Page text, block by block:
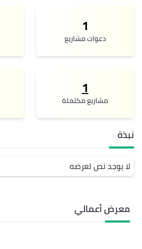
1
دعوات مشاريع
1
مشاريع مكتملة
نبذة
لا يوجد نص لعرضه
معرض أعمالي